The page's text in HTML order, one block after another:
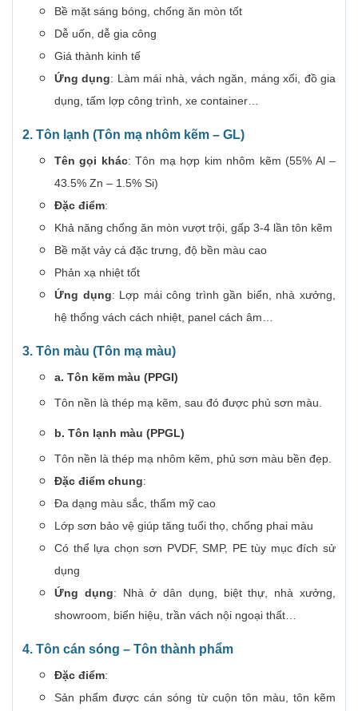
Bề mặt sáng bóng, chống ăn mòn tốt
Dễ uốn, dễ gia công
Giá thành kinh tế
Ứng dụng: Làm mái nhà, vách ngăn, máng xối, đồ gia
dụng, tấm lợp công trình, xe container…
2. Tôn lạnh (Tôn mạ nhôm kẽm – GL)
Tên gọi khác: Tôn mạ hợp kim nhôm kẽm (55% Al –
43.5% Zn – 1.5% Si)
Đặc điểm:
Khả năng chống ăn mòn vượt trội, gấp 3-4 lần tôn kẽm
Bề mặt vảy cá đặc trưng, độ bền màu cao
Phản xạ nhiệt tốt
Ứng dụng: Lợp mái công trình gần biển, nhà xưởng,
hệ thống vách cách nhiệt, panel cách âm…
3. Tôn màu (Tôn mạ màu)
a. Tôn kẽm màu (PPGI)
Tôn nền là thép mạ kẽm, sau đó được phủ sơn màu.
b. Tôn lạnh màu (PPGL)
Tôn nền là thép mạ nhôm kẽm, phủ sơn màu bền đẹp.
Đặc điểm chung:
Đa dạng màu sắc, thẩm mỹ cao
Lớp sơn bảo vệ giúp tăng tuổi thọ, chống phai màu
Có thể lựa chọn sơn PVDF, SMP, PE tùy mục đích sử
dụng
Ứng dụng: Nhà ở dân dụng, biệt thự, nhà xưởng,
showroom, biển hiệu, trần vách nội ngoại thất…
4. Tôn cán sóng – Tôn thành phẩm
Đặc điểm:
Sản phẩm được cán sóng từ cuộn tôn màu, tôn kẽm